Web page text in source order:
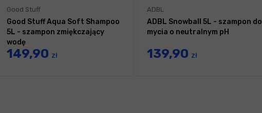
Good Stuff
Good Stuff Aqua Soft Shampoo
5L - szampon zmiękczający
wodę
149,90 zł
ADBL
ADBL Snowball 5L - szampon do
mycia o neutralnym pH
139,90 zł